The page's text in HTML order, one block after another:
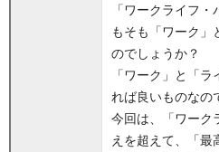
「ワークライフ
もそも「ワーク」
のでしょうか？
「ワーク」と「
れば良いものなの
今回は、「ワーク
えを超えて、「最